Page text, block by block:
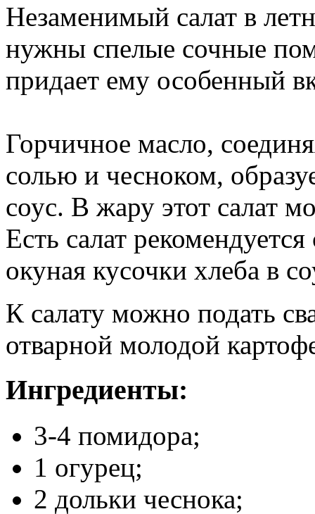
Незаменимый салат в
нужны спелые сочные
придает ему особенный
Горчичное масло,
солью и чесноком,
соус. В жару этот салат
Есть салат
окуная кусочки хлеба в
К салату можно подать
отварной молодой
Ингредиенты:
3-4 помидора;
1 огурец;
2 дольки чеснока;